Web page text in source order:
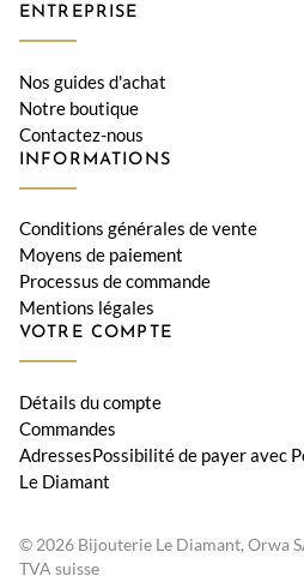
ENTREPRISE
Nos guides d'achat
Notre boutique
Contactez-nous
INFORMATIONS
Conditions générales de vente
Moyens de paiement
Processus de commande
Mentions légales
VOTRE COMPTE
Détails du compte
Commandes
AdressesPossibilité de payer avec
Le Diamant
© 2026 Bijouterie Le Diamant, Orwa
TVA suisse